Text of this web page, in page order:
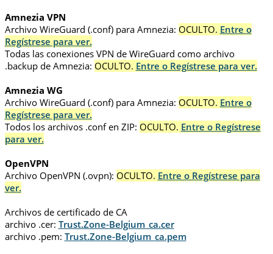
Amnezia VPN
Archivo WireGuard (.conf) para Amnezia: OCULTO. Entre o
Regístrese para ver.
Todas las conexiones VPN de WireGuard como archivo
.backup de Amnezia: OCULTO. Entre o Regístrese para ver.
Amnezia WG
Archivo WireGuard (.conf) para Amnezia: OCULTO. Entre o
Regístrese para ver.
Todos los archivos .conf en ZIP: OCULTO. Entre o Regístrese
para ver.
OpenVPN
Archivo OpenVPN (.ovpn): OCULTO. Entre o Regístrese para
ver.
Archivos de certificado de CA
archivo .cer: Trust.Zone-Belgium_ca.cer
archivo .pem: Trust.Zone-Belgium_ca.pem